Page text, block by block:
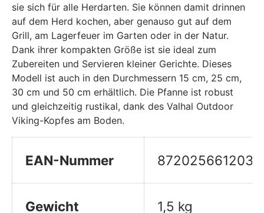
sie sich für alle Herdarten. Sie können damit drinnen
auf dem Herd kochen, aber genauso gut auf dem
Grill, am Lagerfeuer im Garten oder in der Natur.
Dank ihrer kompakten Größe ist sie ideal zum
Zubereiten und Servieren kleiner Gerichte. Dieses
Modell ist auch in den Durchmessern 15 cm, 25 cm,
30 cm und 50 cm erhältlich. Die Pfanne ist robust
und gleichzeitig rustikal, dank des Valhal Outdoor
Viking-Kopfes am Boden.
EAN-Nummer 8720256612032
Gewicht 1,5 kg